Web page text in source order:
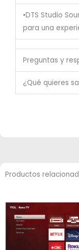
•DTS Studio
para una
Preguntas y
¿Qué quieres
Productos